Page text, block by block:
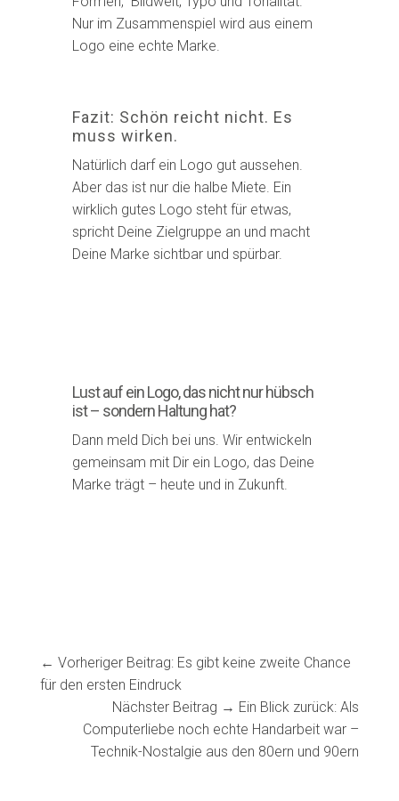
Nur im Zusammenspiel wird aus einem
Logo eine echte Marke.
Fazit: Schön reicht nicht. Es
muss wirken.
Natürlich darf ein Logo gut aussehen.
Aber das ist nur die halbe Miete. Ein
wirklich gutes Logo steht für etwas,
spricht Deine Zielgruppe an und macht
Deine Marke sichtbar und spürbar.
Lust auf ein Logo, das nicht nur hübsch
ist – sondern Haltung hat?
Dann meld Dich bei uns. Wir entwickeln
gemeinsam mit Dir ein Logo, das Deine
Marke trägt – heute und in Zukunft.
← Vorheriger Beitrag: Es gibt keine zweite Chance
für den ersten Eindruck
Nächster Beitrag → Ein Blick zurück: Als
Computerliebe noch echte Handarbeit war –
Technik-Nostalgie aus den 80ern und 90ern